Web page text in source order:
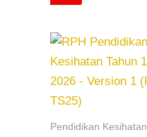
Pendidikan Kesihatan